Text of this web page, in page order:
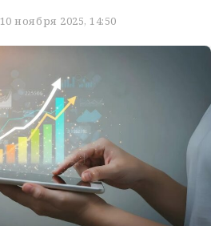
10 ноября 2025, 14:50